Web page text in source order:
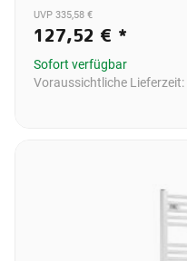
UVP 335,58 €
127,52 € *
Sofort verfügbar
Voraussichtliche Lieferzeit: